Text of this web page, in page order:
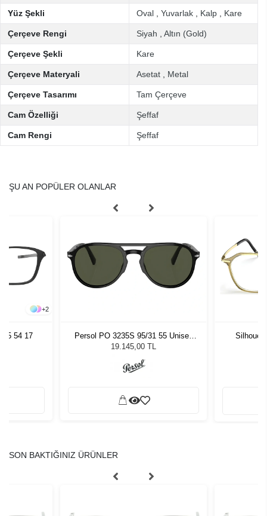
Yüz Şekli Oval Yuvarlak Kalp Kare
Çerçeve Rengi Siyah Altın (Gold)
Çerçeve Şekli Kare
Çerçeve Materyali Asetat Metal
Çerçeve Tasarımı Tam Çerçeve
Cam Özelliği Şeffaf
Cam Rengi Şeffaf
ŞU AN POPÜLER OLANLAR
+2
54 17
Persol PO 3235S 95/31 55 Unisex
Güneş Gözlüğü
19.145,00 TL
SON BAKTIĞINIZ ÜRÜNLER